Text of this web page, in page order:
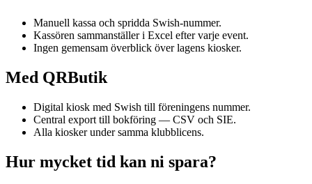
Manuell kassa och spridda Swish-nummer.
Kassören sammanställer i Excel efter varje event.
Ingen gemensam överblick över lagens kiosker.
Med QRButik
Digital kiosk med Swish till föreningens nummer.
Central export till bokföring — CSV och SIE.
Alla kiosker under samma klubblicens.
Hur mycket tid kan ni spara?